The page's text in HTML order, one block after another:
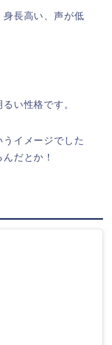
身長高い、声が低
い性格です。
イメージでした
だとか！